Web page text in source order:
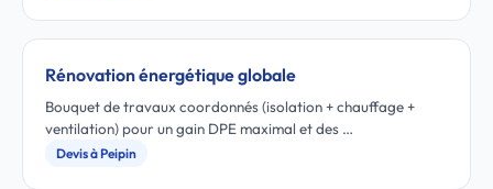
Rénovation énergétique globale
Bouquet de travaux coordonnés (isolation + chauffage +
ventilation) pour un gain DPE maximal et des …
Devis à Peipin